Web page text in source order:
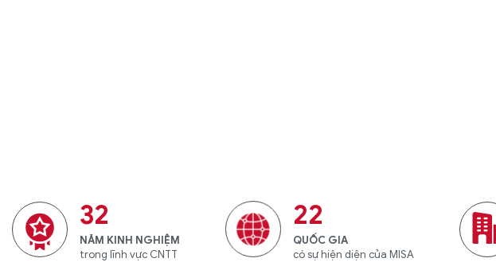
32
NĂM KINH NGHIỆM
trong lĩnh vực CNTT
22
QUỐC GIA
có sự hiện diện của MISA